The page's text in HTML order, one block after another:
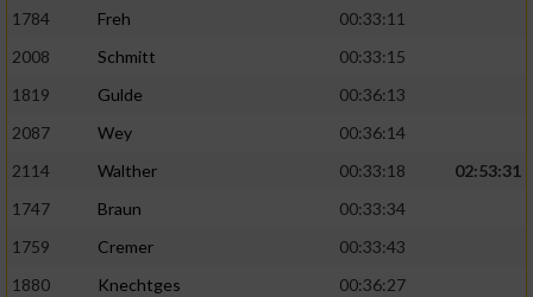
1784
Freh
00:33:11
2008
Schmitt
00:33:15
1819
Gulde
00:36:13
2087
Wey
00:36:14
2114
Walther 00:33:18
02:53:31
1747
Braun
00:33:34
1759
Cremer
00:33:43
1880
Knechtges
00:36:27